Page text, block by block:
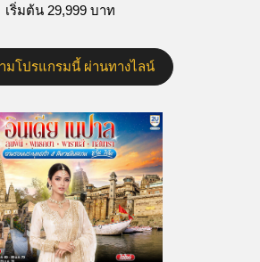
เริ่มต้น 29,999 บาท
มโปรแกรมนี้ ผ่านทางไลน์